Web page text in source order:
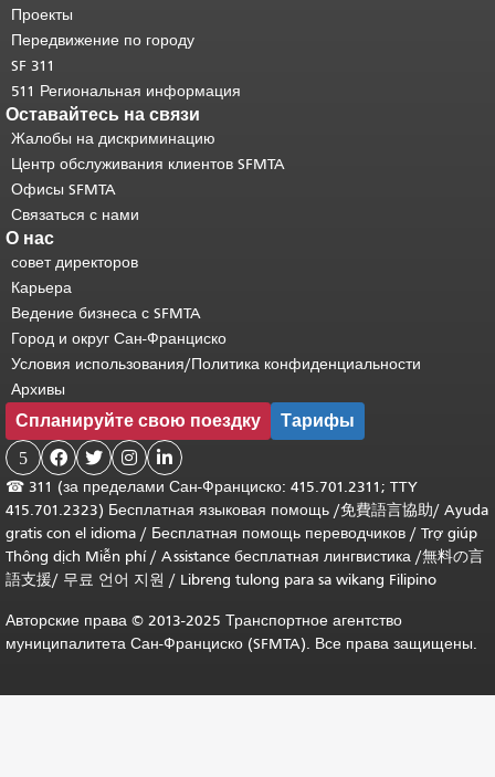
странице.
основного содержимого .
Проекты
Передвижение по городу
SF 311
511 Региональная информация
Оставайтесь на связи
Жалобы на дискриминацию
Центр обслуживания клиентов SFMTA
Офисы SFMTA
Связаться с нами
О нас
совет директоров
Карьера
Ведение бизнеса с SFMTA
Город и округ Сан-Франциско
Условия использования/Политика конфиденциальности
Архивы
Спланируйте свою поездку Тарифы
5    
☎ 311 (за пределами Сан-Франциско: 415.701.2311; TTY
415.701.2323) Бесплатная языковая помощь /免費語言協助/ Ayuda
gratis con el idioma / Бесплатная помощь переводчиков / Trợ giúp
Thông dịch Miễn phí/ Assistance бесплатная лингвистика /無料の言
語支援/ 무료 언어 지원 / Libreng tulong para sa wikang Filipino
Авторские права © 2013-2025 Транспортное агентство
муниципалитета Сан-Франциско (SFMTA). Все права защищены.